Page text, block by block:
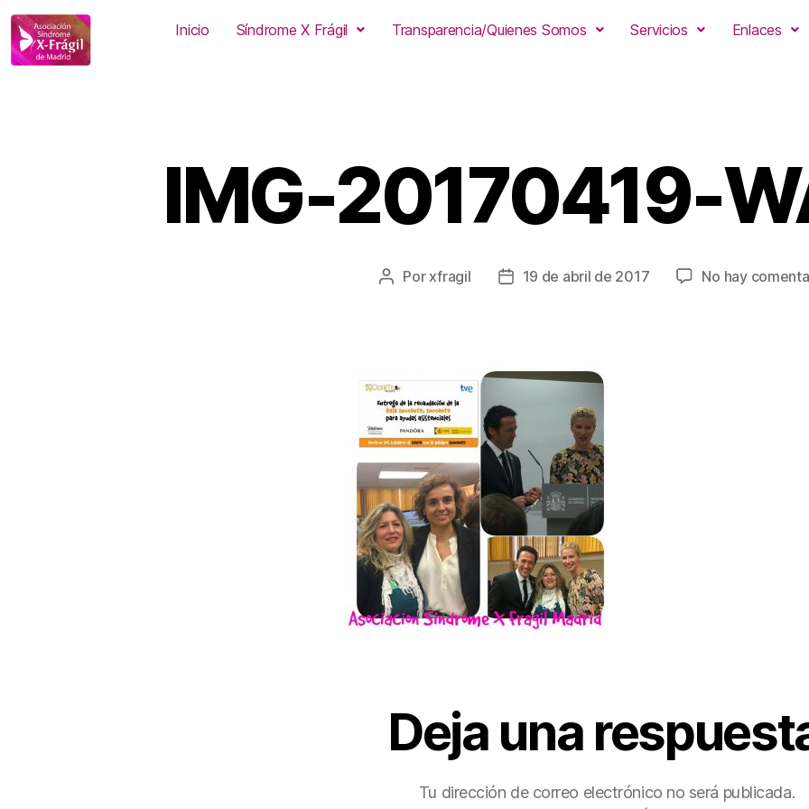
Inicio Síndrome X Frágil Transparencia/Quienes Somos Servicios Enlaces
IMG-20170419-
Por xfragil 19 de abril de 2017 No hay
Deja una
Tu dirección de correo electrónico no será publicada.